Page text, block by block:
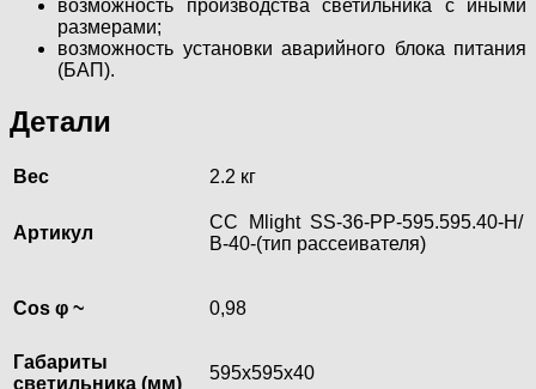
возможность производства светильника с иными
размерами;
возможность установки аварийного блока питания
(БАП).
Детали
Вес 2.2 кг
Артикул
CC Mlight SS-36-PP-595.595.40-Н/
В-40-(тип рассеивателя)
Cos φ ~ 0,98
Габариты
светильника (мм)
595х595х40